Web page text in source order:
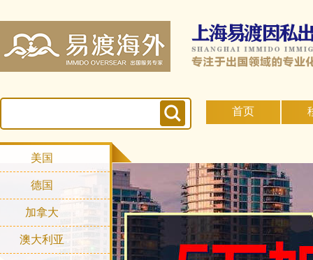
首页
美国
德国
加拿大
澳大利亚